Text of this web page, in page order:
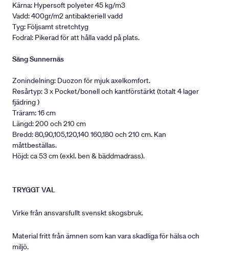
Kärna: Hypersoft polyeter 45 kg/m3
Vadd: 400gr/m2 antibakteriell vadd
Tyg: Följsamt stretchtyg
Fodral: Pikerad för att hålla vadd på plats.
Säng Sunnernäs
Zonindelning: Duozon för mjuk axelkomfort.
Resårtyp: 3 x Pocket/bonell och kantförstärkt (totalt 4 lager
fjädring )
Träram: 16 cm
Längd: 200 och 210 cm
Bredd: 80,90,105,120,140 160,180 och 210 cm. Kan
måttbeställas.
Höjd: ca 53 cm (exkl. ben & bäddmadrass).
TRYGGT VAL
Virke från ansvarsfullt svenskt skogsbruk.
Material fritt från ämnen som kan vara skadliga för hälsa och
miljö.